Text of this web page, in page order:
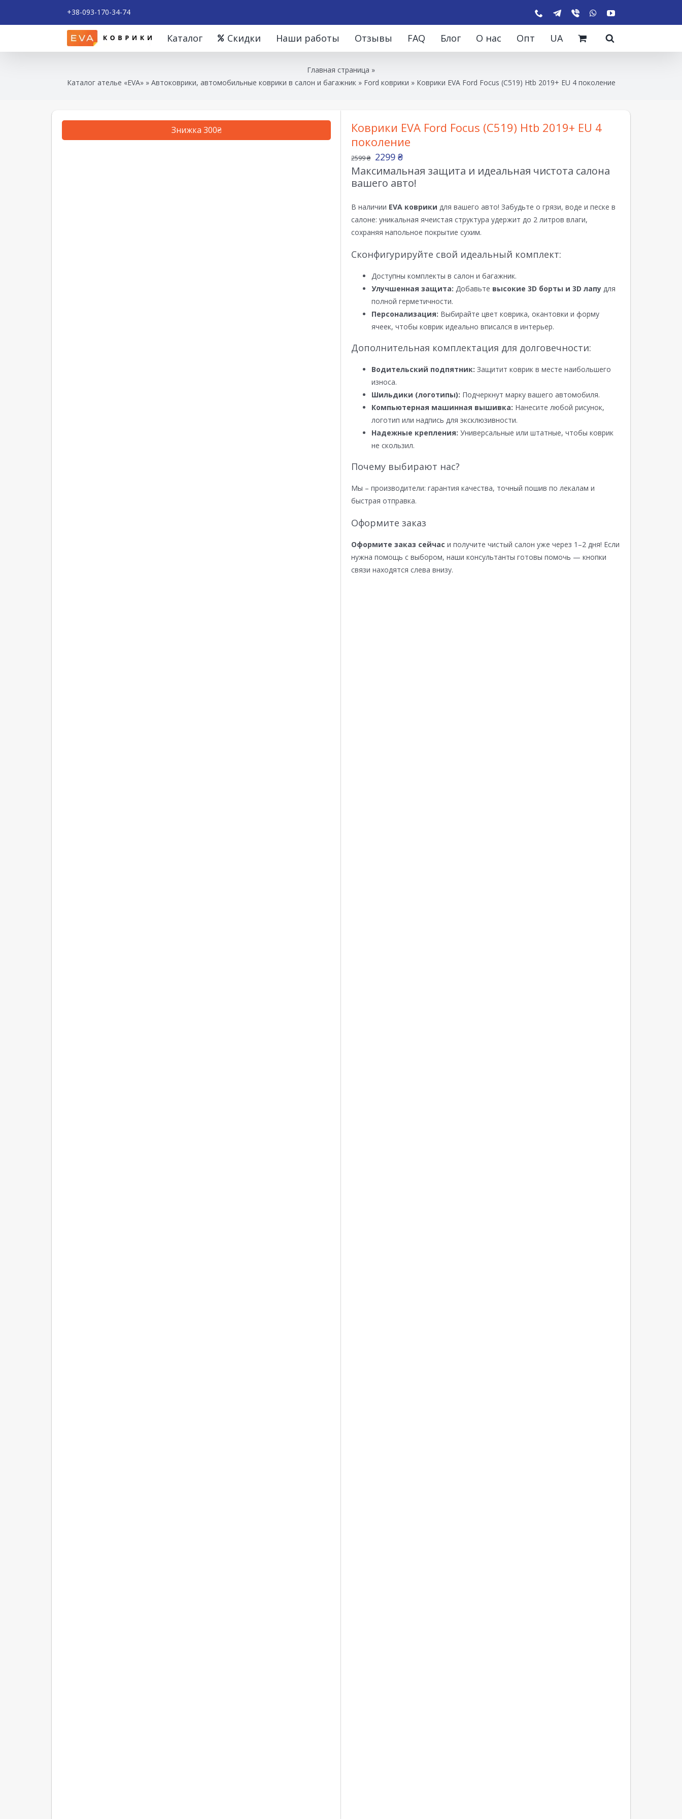
+38-093-170-34-74
Каталог Скидки Наши работы Отзывы FAQ Блог О нас Опт UA
Главная страница »
Каталог ателье «EVA»» Автоковрики, автомобильные коврики в салон и багажник » Ford коврики » Коврики EVA Ford Focus (C519) Htb 2019+ EU 4 поколение
Знижка 300₴
Коврики EVA Ford Focus (C519) Htb 2019+ EU 4
поколение
2599₴ 2299 ₴
Максимальная защита и идеальная чистота салона
вашего авто!
В наличии EVA коврики для вашего авто! Забудьте о грязи, воде и песке в
салоне: уникальная ячеистая структура удержит до 2 литров влаги,
сохраняя напольное покрытие сухим.
Сконфигурируйте свой идеальный комплект:
Доступны комплекты в салон и багажник.
Улучшенная защита: Добавьте высокие 3D борты и 3D лапу для
полной герметичности.
Персонализация: Выбирайте цвет коврика, окантовки и форму
ячеек, чтобы коврик идеально вписался в интерьер.
Дополнительная комплектация для долговечности:
Водительский подпятник: Защитит коврик в месте наибольшего
износа.
Шильдики (логотипы): Подчеркнут марку вашего автомобиля.
Компьютерная машинная вышивка: Нанесите любой рисунок,
логотип или надпись для эксклюзивности.
Надежные крепления: Универсальные или штатные, чтобы коврик
не скользил.
Почему выбирают нас?
Мы – производители: гарантия качества, точный пошив по лекалам и
быстрая отправка.
Оформите заказ
Оформите заказ сейчас и получите чистый салон уже через 1–2 дня! Если
нужна помощь с выбором, наши консультанты готовы помочь — кнопки
связи находятся слева внизу.